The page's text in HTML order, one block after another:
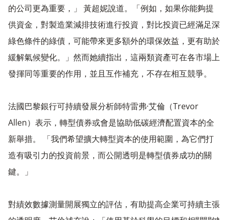
的公司更為重要，」 黃超妮說道。「例如，如果你能夠提
供資金，對製造業減排技術進行投資，對比投資已經滿足深
綠色條件的綠債，可能帶來更多額外的環保效益，更有助於
緩解氣候變化。」然而她續指出，這兩類資產可在各市場上
發揮同等重要的作用，並且互作補充，不存在相互競爭。
法國巴黎銀行可持續發展分析師特雷弗·艾倫（Trevor
Allen）表示，轉型債券或會是協助低碳經濟配置資本的全
新舉措。 「我們希望擴大轉型資本的使用範圍，為它們打
造有吸引力的投資前景，而公開透明是轉型債券成功的關
鍵。」
對績效數據測量開展獨立的評估，有助提高企業可持續主張